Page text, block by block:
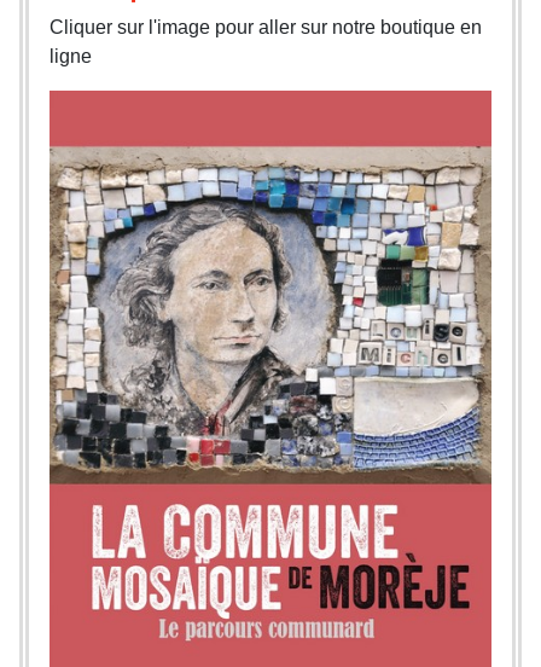
Cliquer sur l'image pour aller sur notre boutique en
ligne